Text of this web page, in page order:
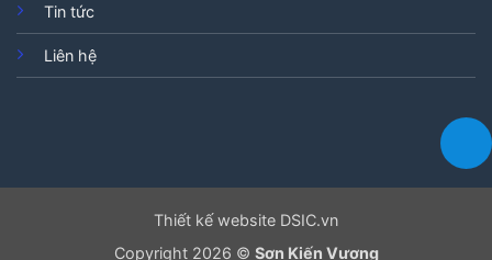
Tin tức
Liên hệ
Thiết kế website DSIC.vn
Copyright 2026 © Sơn Kiến Vương